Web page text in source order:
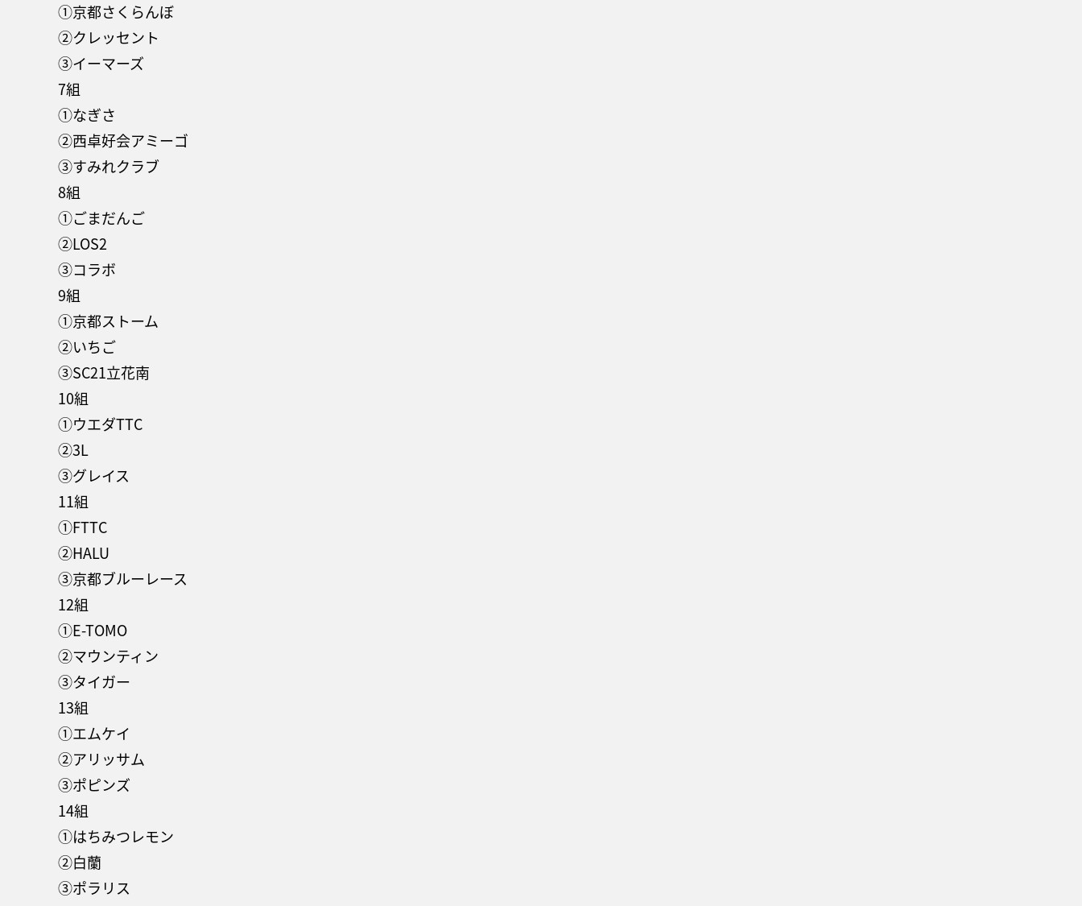
①京都さくらんぼ
②クレッセント
③イーマーズ
7組
①なぎさ
②西卓好会アミーゴ
③すみれクラブ
8組
①ごまだんご
②LOS2
③コラボ
9組
①京都ストーム
②いちご
③SC21立花南
10組
①ウエダTTC
②3L
③グレイス
11組
①FTTC
②HALU
③京都ブルーレース
12組
①E-TOMO
②マウンティン
③タイガー
13組
①エムケイ
②アリッサム
③ポピンズ
14組
①はちみつレモン
②白蘭
③ポラリス